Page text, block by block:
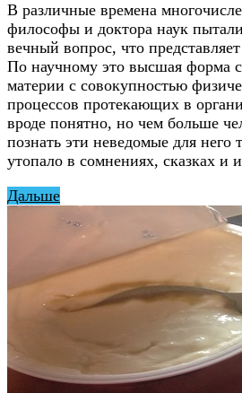
В различные времена
философы и доктора наук
вечный вопрос, что
По научному это высшая форма
материи с совокупностью
процессов протекающих в
вроде понятно, но чем больше
познать эти неведомые для
утопало в сомнениях, сказках
Дальше